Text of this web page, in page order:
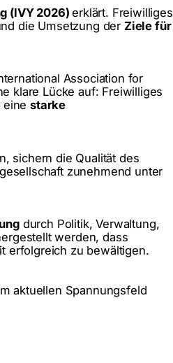
(IVY 2026)erklärt. Freiwilliges
die Umsetzung der Ziele für
Association for
klare Lücke auf: Freiwilliges
einestarke
sichern die Qualität des
zunehmend unter
durch Politik, Verwaltung,
werden, dass
erfolgreich zu bewältigen.
aktuellen Spannungsfeld